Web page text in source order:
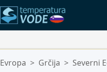
Vaše Priljubljene Lokacije:
Evropa > Grčija > Severni